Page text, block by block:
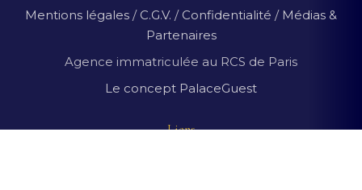
Mentions légales / C.G.V. / Confidentialité / Médias &
Partenaires
Agence immatriculée au RCS de Paris
Le concept PalaceGuest
Liens